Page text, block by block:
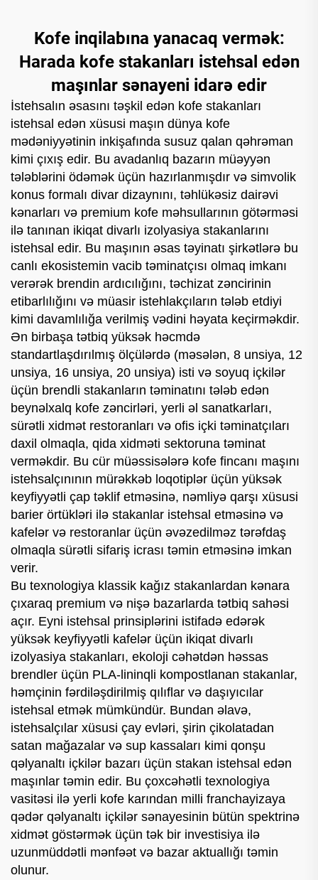
Kofe inqilabına yanacaq vermək:
Harada kofe stakanları istehsal edən
maşınlar sənayeni idarə edir
İstehsalın əsasını təşkil edən kofe stakanları
istehsal edən xüsusi maşın dünya kofe
mədəniyyətinin inkişafında susuz qalan qəhrəman
kimi çıxış edir. Bu avadanlıq bazarın müəyyən
tələblərini ödəmək üçün hazırlanmışdır və simvolik
konus formalı divar dizaynını, təhlükəsiz dairəvi
kənarları və premium kofe məhsullarının götərməsi
ilə tanınan ikiqat divarlı izolyasiya stakanlarını
istehsal edir. Bu maşının əsas təyinatı şirkətlərə bu
canlı ekosistemin vacib təminatçısı olmaq imkanı
verərək brendin ardıcılığını, təchizat zəncirinin
etibarlılığını və müasir istehlakçıların tələb etdiyi
kimi davamlılığa verilmiş vədini həyata keçirməkdir.
Ən birbaşa tətbiq yüksək həcmdə
standartlaşdırılmış ölçülərdə (məsələn, 8 unsiya, 12
unsiya, 16 unsiya, 20 unsiya) isti və soyuq içkilər
üçün brendli stakanların təminatını tələb edən
beynəlxalq kofe zəncirləri, yerli əl sanatkarları,
sürətli xidmət restoranları və ofis içki təminatçıları
daxil olmaqla, qida xidməti sektoruna təminat
verməkdir. Bu cür müəssisələrə kofe fincanı maşını
istehsalçınının mürəkkəb loqotiplər üçün yüksək
keyfiyyətli çap təklif etməsinə, nəmliyə qarşı xüsusi
barier örtükləri ilə stakanlar istehsal etməsinə və
kafelər və restoranlar üçün əvəzedilməz tərəfdaş
olmaqla sürətli sifariş icrası təmin etməsinə imkan
verir.
Bu texnologiya klassik kağız stakanlardan kənara
çıxaraq premium və nişə bazarlarda tətbiq sahəsi
açır. Eyni istehsal prinsiplərini istifadə edərək
yüksək keyfiyyətli kafelər üçün ikiqat divarlı
izolyasiya stakanları, ekoloji cəhətdən həssas
brendler üçün PLA-lininqli kompostlanan stakanlar,
həmçinin fərdiləşdirilmiş qılıflar və daşıyıcılar
istehsal etmək mümkündür. Bundan əlavə,
istehsalçılar xüsusi çay evləri, şirin çikolatadan
satan mağazalar və sup kassaları kimi qonşu
qəlyanaltı içkilər bazarı üçün stakan istehsal edən
maşınlar təmin edir. Bu çoxcəhətli texnologiya
vasitəsi ilə yerli kofe karından milli franchayizaya
qədər qəlyanaltı içkilər sənayesinin bütün spektrinə
xidmət göstərmək üçün tək bir investisiya ilə
uzunmüddətli mənfəət və bazar aktuallığı təmin
olunur.